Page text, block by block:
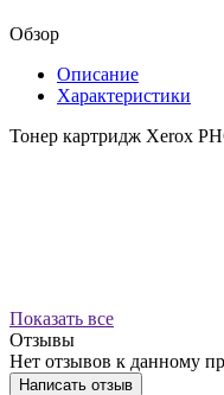
Обзор
Описание
Характеристики
Тонер картридж Xerox
Показать все
Отзывы
Нет отзывов к данному
Написать отзыв